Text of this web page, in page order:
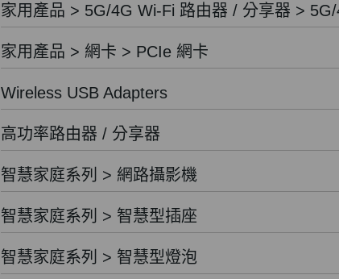
家用產品 > 5G/4G Wi-Fi 路由器 / 分享器 >
家用產品 > 網卡 > PCIe 網卡
Wireless USB Adapters
高功率路由器 / 分享器
智慧家庭系列 > 網路攝影機
智慧家庭系列 > 智慧型插座
智慧家庭系列 > 智慧型燈泡